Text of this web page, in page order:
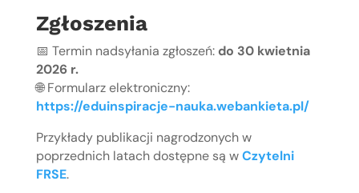
Zgłoszenia
📅 Termin nadsyłania zgłoszeń: do 30 kwietnia
2026 r.
🌐 Formularz elektroniczny:
https://eduinspiracje-nauka.webankieta.pl/
Przykłady publikacji nagrodzonych w
poprzednich latach dostępne są wCzytelni
FRSE.